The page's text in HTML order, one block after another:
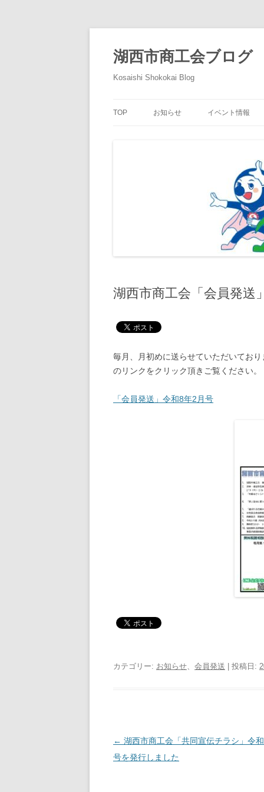
テ
ン
ツ
へ
ス
湖西市商工会ブログ
Kosaishi Shokokai Blog
TOP お知らせ イベント情報
湖西市商工会「会員発送
毎月、月初めに送らせていただいてお
のリンクをクリック頂きご覧ください。
「会員発送」令和8年2月号
カテゴリー: お知らせ、 会員発送 | 投稿日:
投
稿
← 湖西市商工会「共同宣伝チラシ」令
号を発行しました